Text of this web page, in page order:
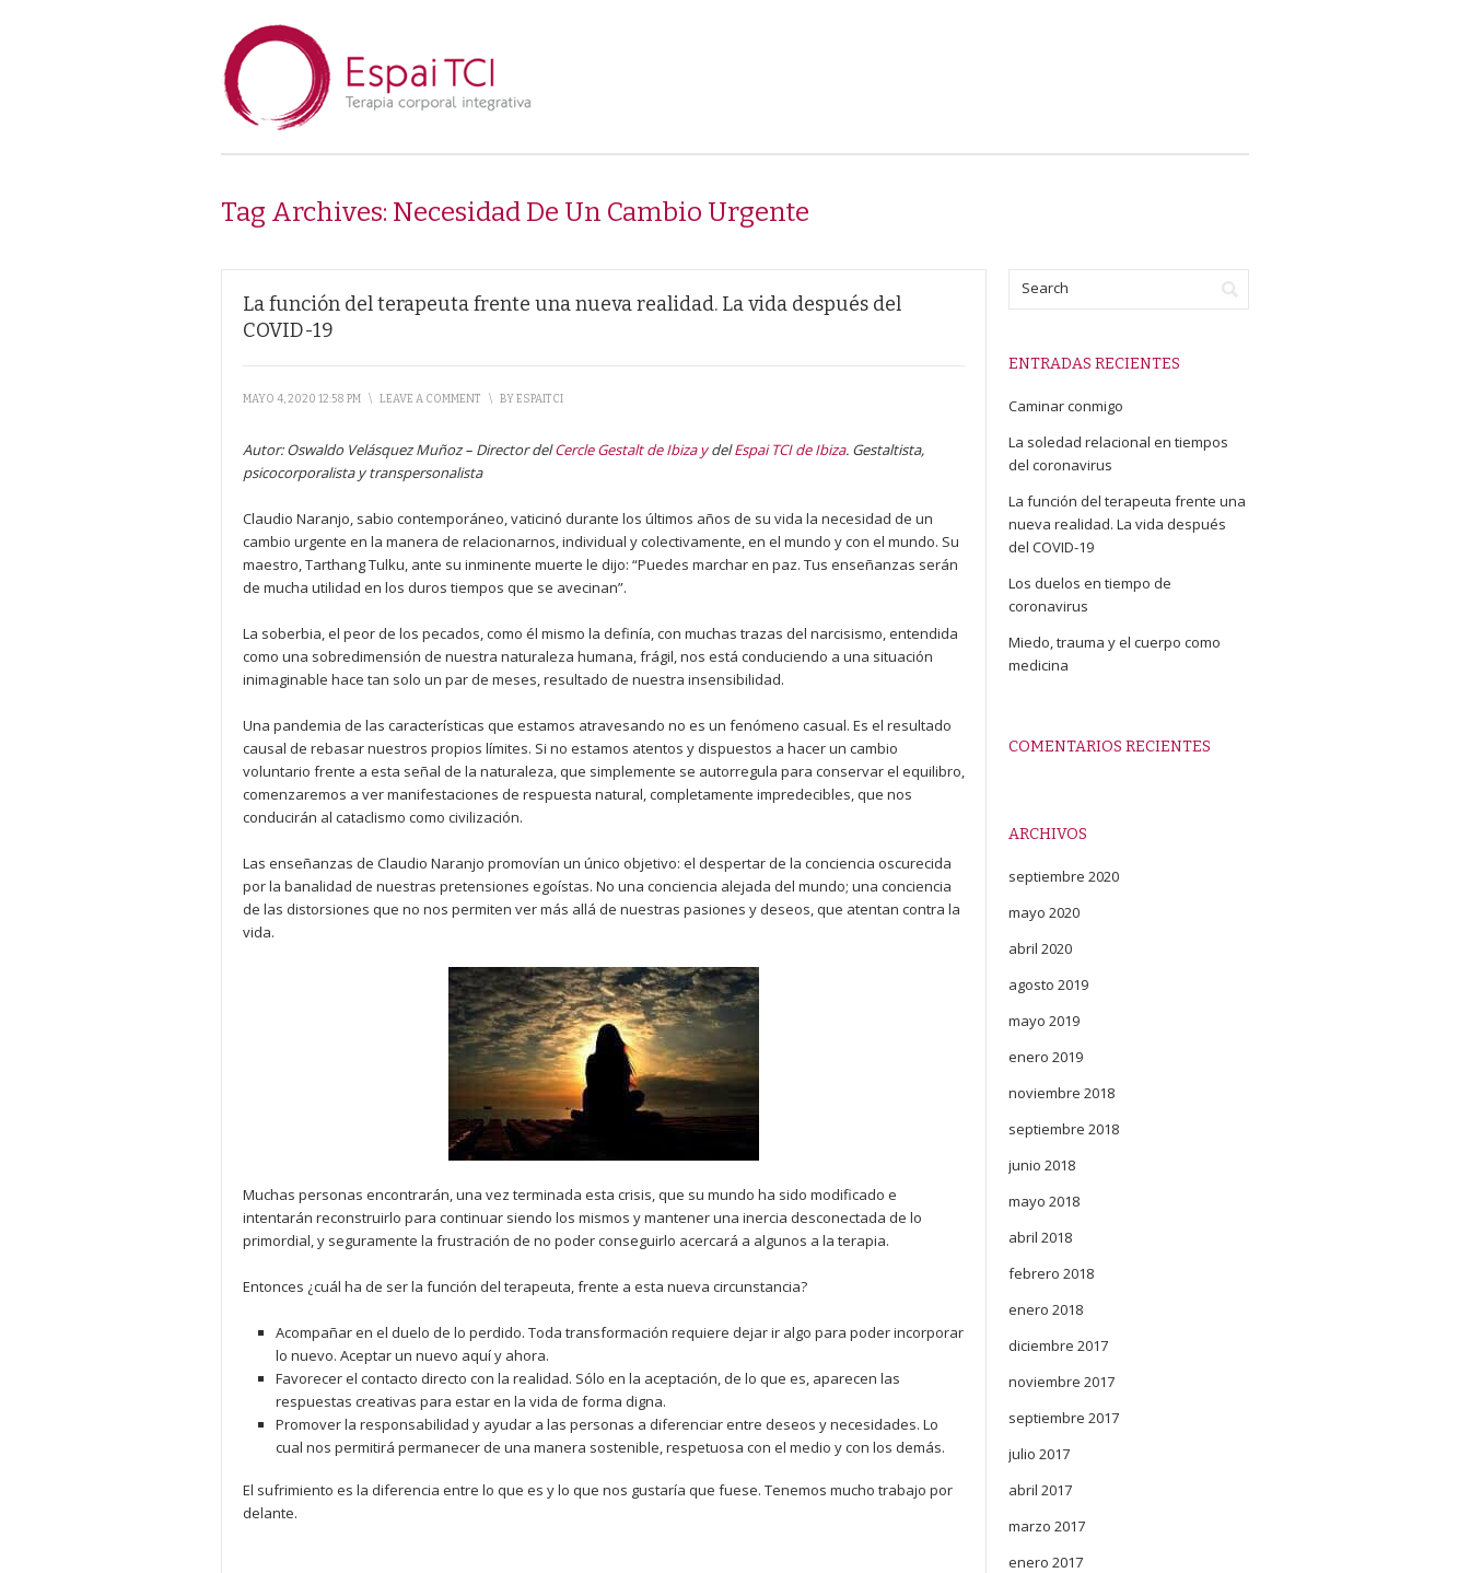
Tag Archives: Necesidad De Un Cambio Urgente
La función del terapeuta frente una nueva realidad. La vida después del
COVID-19
MAYO 4, 2020 12:58 PM \ LEAVE A COMMENT \ BYESPAITCI
Autor: Oswaldo Velásquez Muñoz – Director delCercle Gestalt de Ibiza ydelEspai TCI de Ibiza. Gestaltista,
psicocorporalista y transpersonalista
Claudio Naranjo, sabio contemporáneo, vaticinó durante los últimos años de su vida la necesidad de un
cambio urgente en la manera de relacionarnos, individual y colectivamente, en el mundo y con el mundo. Su
maestro, Tarthang Tulku, ante su inminente muerte le dijo: “Puedes marchar en paz. Tus enseñanzas serán
de mucha utilidad en los duros tiempos que se avecinan”.
La soberbia, el peor de los pecados, como él mismo la definía, con muchas trazas del narcisismo, entendida
como una sobredimensión de nuestra naturaleza humana, frágil, nos está conduciendo a una situación
inimaginable hace tan solo un par de meses, resultado de nuestra insensibilidad.
Una pandemia de las características que estamos atravesando no es un fenómeno casual. Es el resultado
causal de rebasar nuestros propios límites. Si no estamos atentos y dispuestos a hacer un cambio
voluntario frente a esta señal de la naturaleza, que simplemente se autorregula para conservar el equilibro,
comenzaremos a ver manifestaciones de respuesta natural, completamente impredecibles, que nos
conducirán al cataclismo como civilización.
Las enseñanzas de Claudio Naranjo promovían un único objetivo: el despertar de la conciencia oscurecida
por la banalidad de nuestras pretensiones egoístas. No una conciencia alejada del mundo; una conciencia
de las distorsiones que no nos permiten ver más allá de nuestras pasiones y deseos, que atentan contra la
vida.
Muchas personas encontrarán, una vez terminada esta crisis, que su mundo ha sido modificado e
intentarán reconstruirlo para continuar siendo los mismos y mantener una inercia desconectada de lo
primordial, y seguramente la frustración de no poder conseguirlo acercará a algunos a la terapia.
Entonces ¿cuál ha de ser la función del terapeuta, frente a esta nueva circunstancia?
Acompañar en el duelo de lo perdido. Toda transformación requiere dejar ir algo para poder incorporar
lo nuevo. Aceptar un nuevo aquí y ahora.
Favorecer el contacto directo con la realidad. Sólo en la aceptación, de lo que es, aparecen las
respuestas creativas para estar en la vida de forma digna.
Promover la responsabilidad y ayudar a las personas a diferenciar entre deseos y necesidades. Lo
cual nos permitirá permanecer de una manera sostenible, respetuosa con el medio y con los demás.
El sufrimiento es la diferencia entre lo que es y lo que nos gustaría que fuese. Tenemos mucho trabajo por
delante.
ENTRADAS RECIENTES
Caminar conmigo
La soledad relacional en tiempos
del coronavirus
La función del terapeuta frente una
nueva realidad. La vida después
del COVID-19
Los duelos en tiempo de
coronavirus
Miedo, trauma y el cuerpo como
medicina
COMENTARIOS RECIENTES
ARCHIVOS
septiembre 2020
mayo 2020
abril 2020
agosto 2019
mayo 2019
enero 2019
noviembre 2018
septiembre 2018
junio 2018
mayo 2018
abril 2018
febrero 2018
enero 2018
diciembre 2017
noviembre 2017
septiembre 2017
julio 2017
abril 2017
marzo 2017
enero 2017